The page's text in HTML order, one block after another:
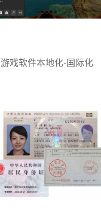
游戏软件本地化-国际化